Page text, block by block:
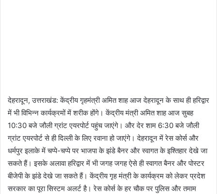
देहरादून, उत्तराखंड: केंद्रीय गृहमंत्री अमित शाह आज देहरादून के साथ ही हरिद्वार
में भी विभिन्न कार्यक्रमों में शरीक होंगे। केंद्रीय मंत्री अमित शाह आज सुबह
10:30 बजे जौली ग्रांट एयरपोर्ट पहुंच जाएंगे। और देर शाम 6:30 बजे जौली
ग्रांट एयरपोर्ट से ही दिल्ली के लिए रवाना हो जाएंगे। देहरादून में रेस कोर्स और
धर्मपुर इलाके में चप्पे-चप्पे पर भाजपा के झंडे बैनर और स्वागत के इश्तिहार देखे जा
सकते हैं। इसके अलावा हरिद्वार में भी जगह जगह ऐसे ही स्वागत बैनर और पोस्टर
बीजेपी के झंडे देखे जा सकते हैं। केंद्रीय गृह मंत्री के कार्यक्रम को लेकर प्रदेश
सरकार का पूरा सिस्टम अलर्ट है। रेस कोर्स के हर चौक पर पुलिस और तमाम